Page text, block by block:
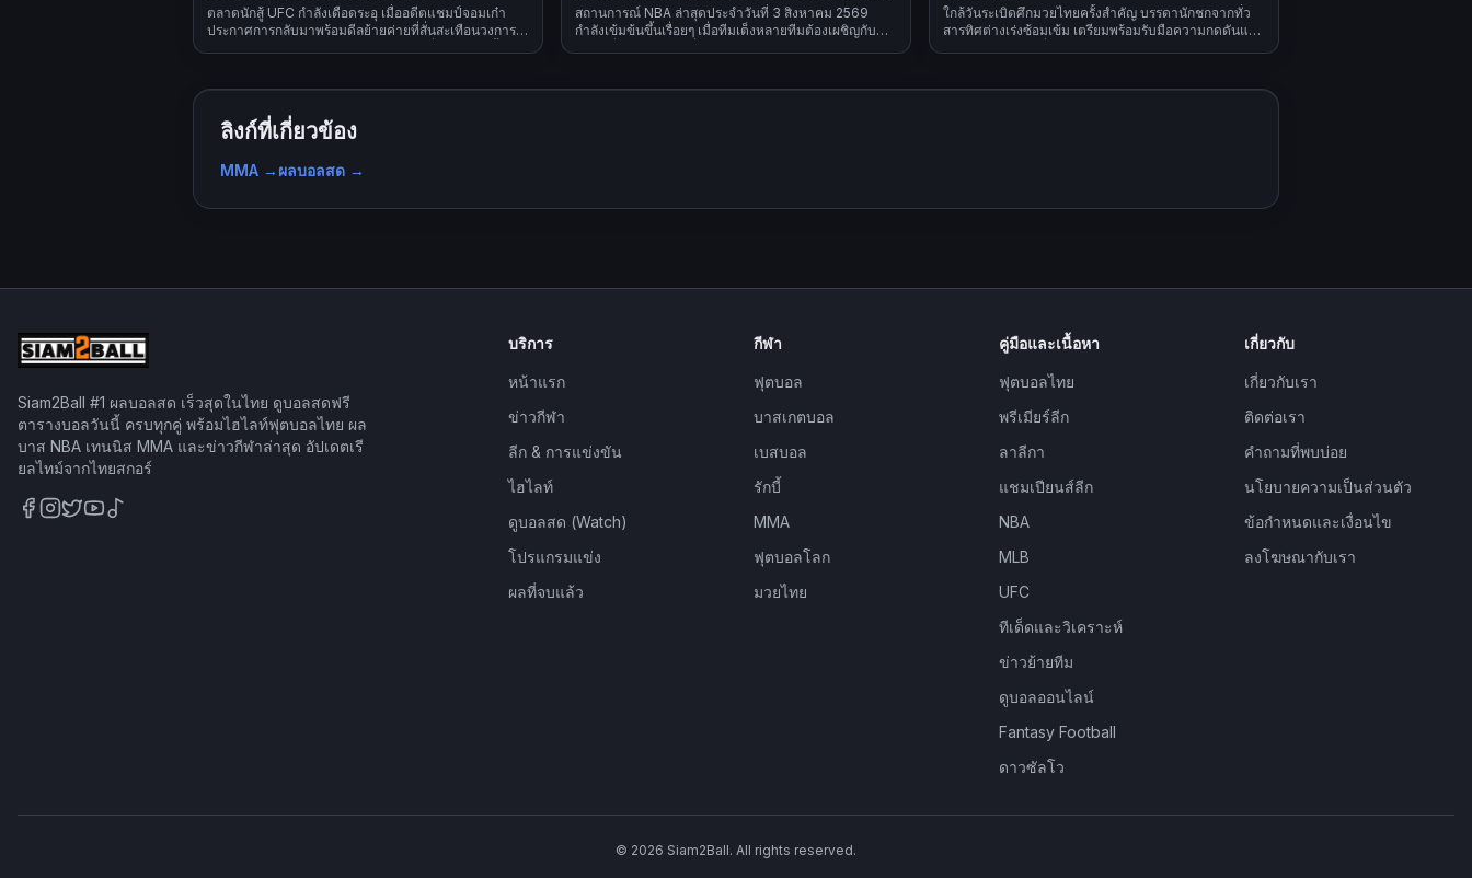
ตลาดนักสู้ UFC กำลังเดือดระอุ เมื่ออดีตแชมป์จอมเก๋า
ประกาศการกลับมาพร้อมดีลย้ายค่ายที่สั่นสะเทือนวงการ
3 ส.ค. 2569
สถานการณ์ NBA ล่าสุดประจำวันที่ 3 สิงหาคม 2569
กำลังเข้มข้นขึ้นเรื่อยๆ เมื่อทีมเต็งหลายทีมต้องเผชิญกับ
ใกล้วันระเบิดศึกมวยไทยครั้งสำคัญ บรรดานักชกจากทั่ว
สารทิศต่างเร่งซ้อมเข้ม เตรียมพร้อมรับมือความกดดันและ
ลิงก์ที่เกี่ยวข้อง
MMA → ผลบอลสด →
Siam2Ball #1 ผลบอลสด เร็วสุดในไทย ดูบอลสดฟรี
ตารางบอลวันนี้ ครบทุกคู่ พร้อมไฮไลท์ฟุตบอลไทย ผล
บาส NBA เทนนิส MMA และข่าวกีฬาล่าสุด อัปเดตเรี
ยลไทม์จากไทยสกอร์
บริการ
หน้าแรก
ข่าวกีฬา
ลีก & การแข่งขัน
ไฮไลท์
ดูบอลสด (Watch)
โปรแกรมแข่ง
ผลที่จบแล้ว
กีฬา
ฟุตบอล
บาสเกตบอล
เบสบอล
รักบี้
MMA
ฟุตบอลโลก
มวยไทย
คู่มือและเนื้อหา
ฟุตบอลไทย
พรีเมียร์ลีก
ลาลีกา
แชมเปียนส์ลีก
NBA
MLB
UFC
ทีเด็ดและวิเคราะห์
ข่าวย้ายทีม
ดูบอลออนไลน์
Fantasy Football
ดาวซัลโว
เกี่ยวกับ
เกี่ยวกับเรา
ติดต่อเรา
คำถามที่พบบ่อย
นโยบายความเป็นส่วนตัว
ข้อกำหนดและเงื่อนไข
ลงโฆษณากับเรา
© 2026 Siam2Ball. All rights reserved.